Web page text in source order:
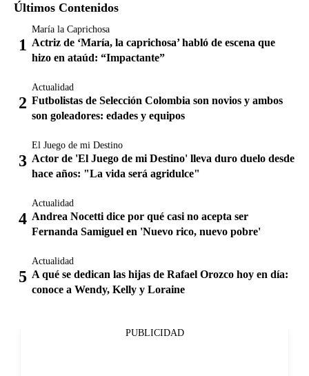
Últimos Contenidos
María la Caprichosa
Actriz de ‘María, la caprichosa’ habló de escena que
hizo en ataúd: “Impactante”
Actualidad
Futbolistas de Selección Colombia son novios y ambos
son goleadores: edades y equipos
El Juego de mi Destino
Actor de 'El Juego de mi Destino' lleva duro duelo desde
hace años: "La vida será agridulce"
Actualidad
Andrea Nocetti dice por qué casi no acepta ser
Fernanda Samiguel en 'Nuevo rico, nuevo pobre'
Actualidad
A qué se dedican las hijas de Rafael Orozco hoy en día:
conoce a Wendy, Kelly y Loraine
PUBLICIDAD